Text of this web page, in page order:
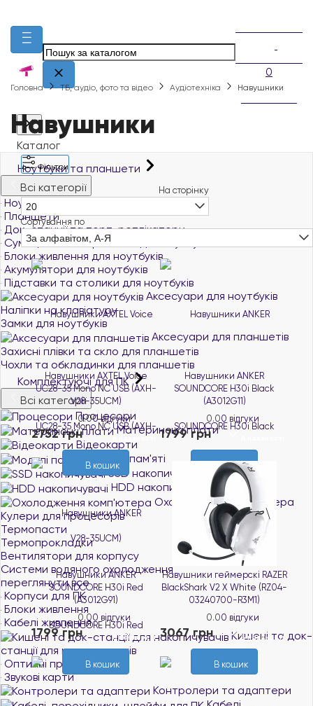
0
Каталог
Ноутбуки та планшети
Всі категорії
Ноутбуки й ультрабуки
Планшети
Док-станції та порт-реплікатори
Сумки, чохли та рюкзаки для ноутбуків
Блоки живлення для ноутбуків
Акумулятори для ноутбуків
Підставки та столики для ноутбуків
Аксесуари для ноутбуків
Наліпки на клавіатуру
Замки для ноутбуків
Аксесуари для планшетів
Захисні плівки та скло для планшетів
Чохли та обкладинки для планшетів
Комплектуючі для ПК
Всі категорії
Процесори
Материнські плати
Відеокарти
Модулі пам'яті
SSD накопичувачі
HDD накопичувачі
Охолодження комп'ютера
Кулери для процесорів
Термопасти
Термопрокладки
Вентилятори для корпусу
Системи водяного охолодження
переглянути все
Корпуси для ПК
Блоки живлення
Кабелі живлення
Кишені та док-
станції для накопичувачів
Оптичні приводи
Звукові карти
Контролери та адаптери
Головна ТБ, аудіо, фото та відео Аудіотехніка Навушники
Навушники
Фільтри
На сторінку
20
Сортування по
За алфавітом, А-Я
Навушники AXTEL Voice
UC28-35 Mono NC USB (AXH-
V28-35UCM)
0.00 відгуки
В наявності
2752 грн
В кошик
Навушники ANKER
SOUNDCORE H30i Black
(A3012G11)
0.00 відгуки
1799 грн
В кошик
Навушники ANKER
SOUNDCORE H30i Red
(A3012G91)
0.00 відгуки
В наявності
1799 грн
В кошик
Навушники геймерскі RAZER
BlackShark V2 X White (RZ04-
03240700-R3M1)
0.00 відгуки
В наявності
3067 грн
В кошик